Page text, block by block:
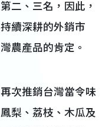
二、三名，因此，
續深耕的外銷市
農產品的肯定。
次推銷台灣當令味
梨、荔枝、木瓜及